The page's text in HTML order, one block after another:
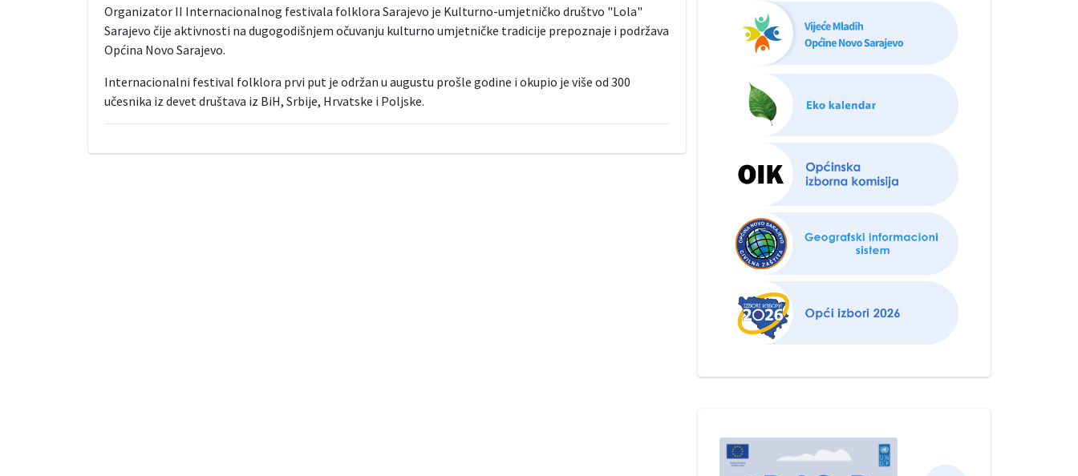
Organizator II Internacionalnog festivala folklora Sarajevo je Kulturno-umjetničko društvo "Lola"
Sarajevo čije aktivnosti na dugogodišnjem očuvanju kulturno umjetničke tradicije prepoznaje i podržava
Općina Novo Sarajevo.
Internacionalni festival folklora prvi put je održan u augustu prošle godine i okupio je više od 300
učesnika iz devet društava iz BiH, Srbije, Hrvatske i Poljske.